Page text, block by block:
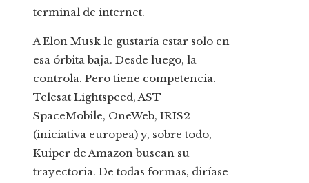
terminal de internet.
A Elon Musk le gustaría estar solo en
esa órbita baja. Desde luego, la
controla. Pero tiene competencia.
Telesat Ligh­ts­­peed, AST
SpaceMobile, OneWeb, IRIS2
(iniciativa europea) y, sobre todo,
Kuiper de Amazon buscan su
trayectoria. De todas formas, diríase